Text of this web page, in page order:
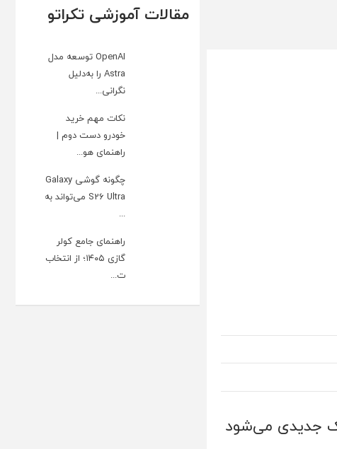
مقالات آموزشی تکراتو
OpenAI توسعه مدل
Astra را به‌دلیل
نگرانی...
نکات مهم خرید
خودرو دست دوم |
راهنمای هو...
چگونه گوشی Galaxy
S26 Ultra می‌تواند به
...
راهنمای جامع کولر
گازی ۱۴۰۵؛ از انتخاب
ت...